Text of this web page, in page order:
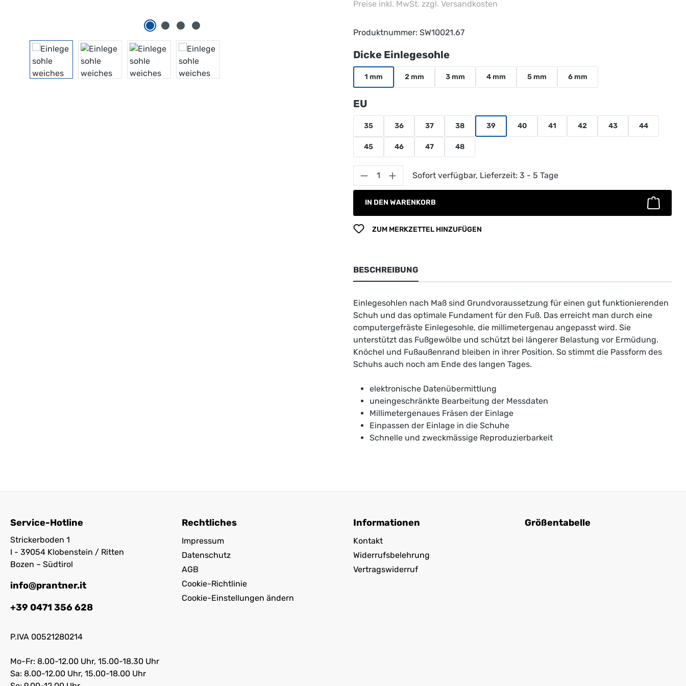
Preise inkl. MwSt. zzgl. Versandkosten
Produktnummer: SW10021.67
Dicke Einlegesohleauswählen
1 mm 2 mm 3 mm 4 mm 5 mm 6 mm
EU
35 36 37 38 39 40 41 42 43 44
45 46 47 48
Produkt Anzahl: Gib den gewünschten Wert ein oder
Sofort verfügbar, Lieferzeit: 3 - 5 Tage
IN DEN WARENKORB
ZUM MERKZETTEL HINZUFÜGEN
BESCHREIBUNG
Einlegesohlen nach Maß sind Grundvoraussetzung für einen gut funktionierenden
Schuh und das optimale Fundament für den Fuß. Das erreicht man durch eine
computergefräste Einlegesohle, die millimetergenau angepasst wird. Sie
unterstützt das Fußgewölbe und schützt bei längerer Belastung vor Ermüdung.
Knöchel und Fußaußenrand bleiben in ihrer Position. So stimmt die Passform des
Schuhs auch noch am Ende des langen Tages.
elektronische Datenübermittlung
uneingeschränkte Bearbeitung der Messdaten
Millimetergenaues Fräsen der Einlage
Einpassen der Einlage in die Schuhe
Schnelle und zweckmässige Reproduzierbarkeit
Service-Hotline
Strickerboden 1
I - 39054 Klobenstein / Ritten
Bozen ~ Südtirol
info@prantner.it
+39 0471 356 628
P.IVA 00521280214
Mo-Fr: 8.00-12.00 Uhr, 15.00-18.30 Uhr
Sa: 8.00-12.00 Uhr, 15.00-18.00 Uhr
Rechtliches
Impressum
Datenschutz
AGB
Cookie-Richtlinie
Cookie-Einstellungen ändern
Informationen
Kontakt
Widerrufsbelehrung
Vertragswiderruf
Größentabelle